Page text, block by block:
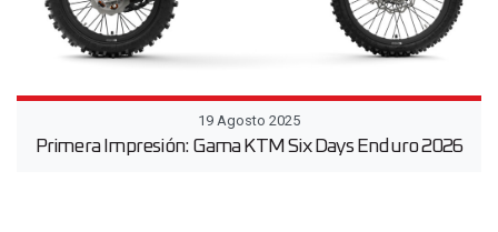
19 Agosto 2025
Primera Impresión: Gama KTM Six Days Enduro 2026